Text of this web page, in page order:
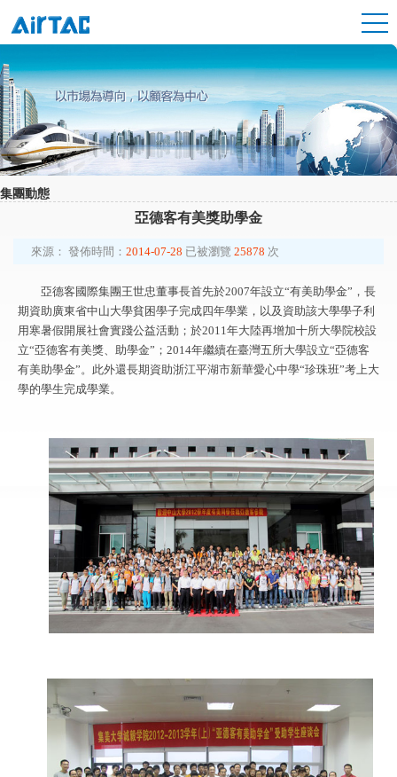
集團動態
亞德客有美獎助學金
來源： 發佈時間： 2014-07-28 已被瀏覽 25878 次
亞德客國際集團王世忠董事長首先於2007年設立“有美助學金”，長
期資助廣東省中山大學貧困學子完成四年學業，以及資助該大學學子利
用寒暑假開展社會實踐公益活動；於2011年大陸再增加十所大學院校設
立“亞德客有美獎、助學金”；2014年繼續在臺灣五所大學設立“亞德客
有美助學金”。此外還長期資助浙江平湖市新華愛心中學“珍珠班”考上大
學的學生完成學業。